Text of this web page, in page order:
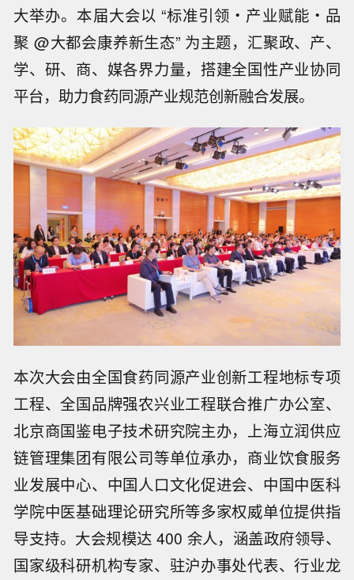
大举办。本届大会以 “标准引领 ・ 产业赋能 ・ 品
聚 @大都会康养新生态” 为主题，汇聚政、产、
学、研、商、媒各界力量，搭建全国性产业协同
平台，助力食药同源产业规范创新融合发展。
本次大会由全国食药同源产业创新工程地标专项
工程、全国品牌强农兴业工程联合推广办公室、
北京商国鉴电子技术研究院主办，上海立润供应
链管理集团有限公司等单位承办，商业饮食服务
业发展中心、中国人口文化促进会、中国中医科
学院中医基础理论研究所等多家权威单位提供指
导支持。大会规模达 400 余人，涵盖政府领导、
国家级科研机构专家、驻沪办事处代表、行业龙